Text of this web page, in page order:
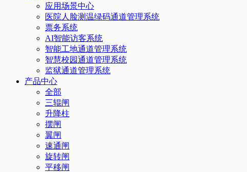
应用场景中心
医院人脸测温绿码通道管理系统
票务系统
AI智能访客系统
智能工地通道管理系统
智慧校园通道管理系统
监狱通道管理系统
产品中心
全部
三辊闸
升降柱
摆闸
翼闸
速通闸
旋转闸
平移闸